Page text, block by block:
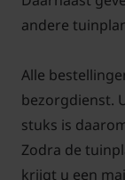
Lei-Pyrus
snoeien
Bind in de
andere
Alle
bezorgdienst.
stuks is
Zodra de
krijgt u een